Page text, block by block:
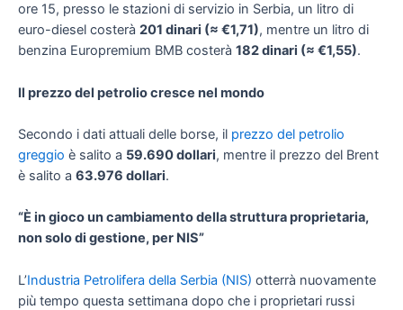
ore 15, presso le stazioni di servizio in Serbia, un litro di
euro-diesel costerà 201 dinari (≈ €1,71), mentre un litro di
benzina Europremium BMB costerà 182 dinari (≈ €1,55).
Il prezzo del petrolio cresce nel mondo
Secondo i dati attuali delle borse, il prezzo del petrolio
greggio è salito a 59.690 dollari, mentre il prezzo del Brent
è salito a 63.976 dollari.
“È in gioco un cambiamento della struttura proprietaria,
non solo di gestione, per NIS”
L’Industria Petrolifera della Serbia (NIS) otterrà nuovamente
più tempo questa settimana dopo che i proprietari russi